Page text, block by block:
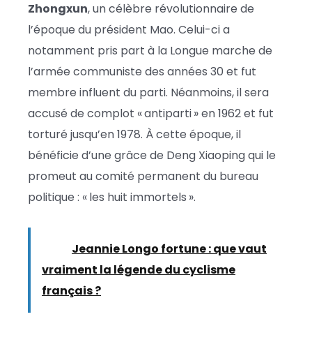
Zhongxun, un célèbre révolutionnaire de
l’époque du président Mao. Celui-ci a
notamment pris part à la Longue marche de
l’armée communiste des années 30 et fut
membre influent du parti. Néanmoins, il sera
accusé de complot « antiparti » en 1962 et fut
torturé jusqu’en 1978. À cette époque, il
bénéficie d’une grâce de Deng Xiaoping qui le
promeut au comité permanent du bureau
politique : « les huit immortels ».
Jeannie Longo fortune : que vaut
vraiment la légende du cyclisme
français ?